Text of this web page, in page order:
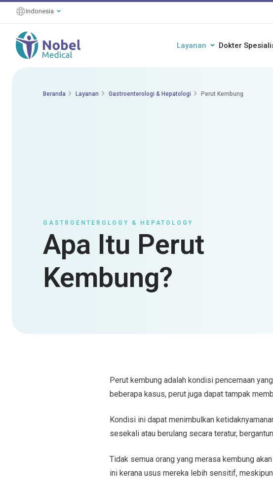
Indonesia
Layanan Dokter
Beranda Layanan Gastroenterologi & Hepatologi Perut Kembung
GASTROENTEROLOGY & HEPATOLOGY
Apa Itu Perut
Kembung?
Perut kembung adalah kondisi pencernaan
beberapa kasus, perut juga dapat tampak
Kondisi ini dapat menimbulkan
sesekali atau berulang secara teratur,
Tidak semua orang yang merasa kembung
ini kerana usus mereka lebih sensitif,